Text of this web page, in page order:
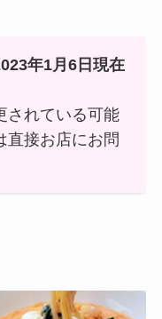
年1月6日現在
されている可能
直接お店にお問